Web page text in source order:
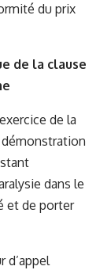
du prix
de la clause
de la
dans le
et de porter
d’appel